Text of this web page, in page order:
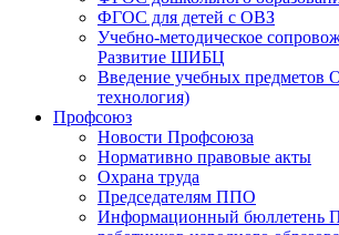
ФГОС для детей с ОВЗ
Учебно-методическое
Развитие ШИБЦ
Введение учебных предметов
технология)
Профсоюз
Новости Профсоюза
Нормативно правовые акты
Охрана труда
Председателям ППО
Информационный бюллетень